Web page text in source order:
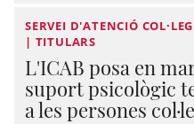
SERVEI D'ATENCIÓ
| TITULARS
L'ICAB posa en
suport psicològic
a les persones